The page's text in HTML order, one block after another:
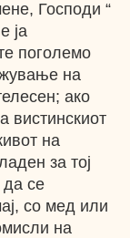
Господи “
ја
поголемо
на
ако
вистинскиот
на
за тој
да се
со мед или
на